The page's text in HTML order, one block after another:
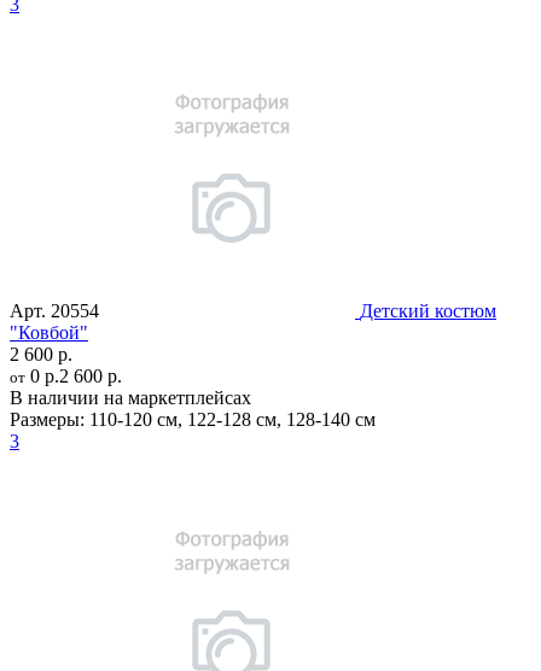
Арт. 20554
Детский костюм
"Ковбой"
2 600 р.
от 0 р.2 600 р.
В наличии на маркетплейсах
Размеры: 110-120 см, 122-128 см, 128-140 см
3